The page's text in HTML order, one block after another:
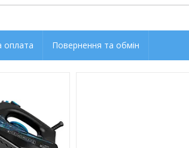
оплата Повернення та обмін